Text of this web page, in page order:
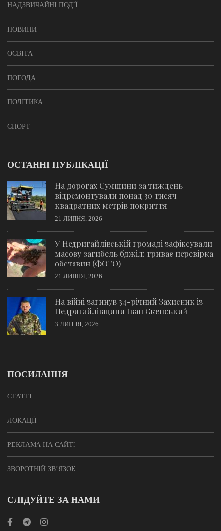
НАДЗВИЧАЙНІ ПОДІЇ
НОВИНИ
ОСВІТА
ПОГОДА
ПОЛІТИКА
СПОРТ
ОСТАННІ ПУБЛІКАЦІЇ
На дорогах Сумщини за тиждень
відремонтували понад 30 тисяч
квадратних метрів покриття
21 ЛИПНЯ, 2026
У Недригайлівській громаді зафіксували
масову загибель бджіл: триває перевірка
обставин (ФОТО)
21 ЛИПНЯ, 2026
На війні загинув 34-річний Захисник із
Недригайлівщини Іван Скепський
3 ЛИПНЯ, 2026
ПОСИЛАННЯ
СТАТТІ
ЛОКАЦІЇ
РЕКЛАМА НА САЙТІ
ЗВОРОТНІЙ ЗВ’ЯЗОК
СЛІДУЙТЕ ЗА НАМИ